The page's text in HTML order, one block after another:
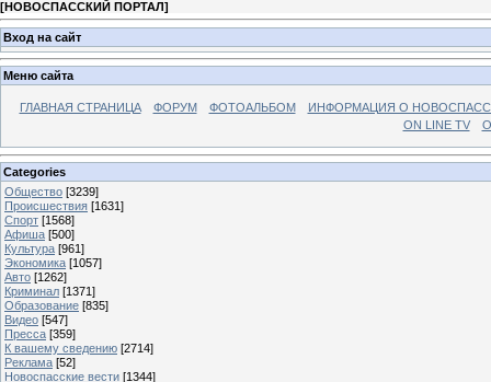
[НОВОСПАССКИЙ ПОРТАЛ]
Вход на сайт
Меню сайта
ГЛАВНАЯ СТРАНИЦА ФОРУМ ФОТОАЛЬБОМ
ИНФОРМАЦИЯ О
ON LINE TV
Categories
Общество [3239]
Происшествия [1631]
Спорт [1568]
Афиша [500]
Культура [961]
Экономика [1057]
Авто [1262]
Криминал [1371]
Образование [835]
Видео [547]
Пресса [359]
К вашему сведению [2714]
Реклама [52]
Новоспасские вести [1344]